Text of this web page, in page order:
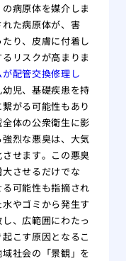
病原体を媒介しま
た病原体が、害
り、皮膚に付着し
リスクが高まりま
配管交換修理し
児、基礎疾患を持
がる可能性もあり
体の公衆衛生に影
烈な悪臭は、大気
せます。この悪臭
させるだけでな
可能性も指摘され
やゴミから発生す
、広範囲にわたっ
こす原因となるこ
社会の「景観」を